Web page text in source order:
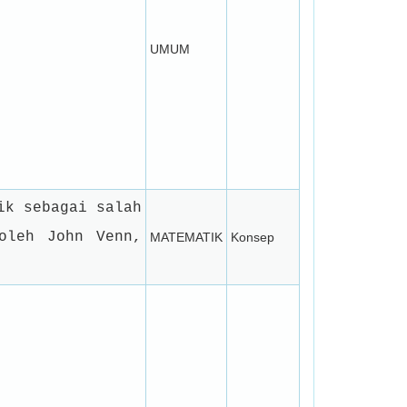
UMUM
sebagai salah
John Venn,
MATEMATIK Konsep